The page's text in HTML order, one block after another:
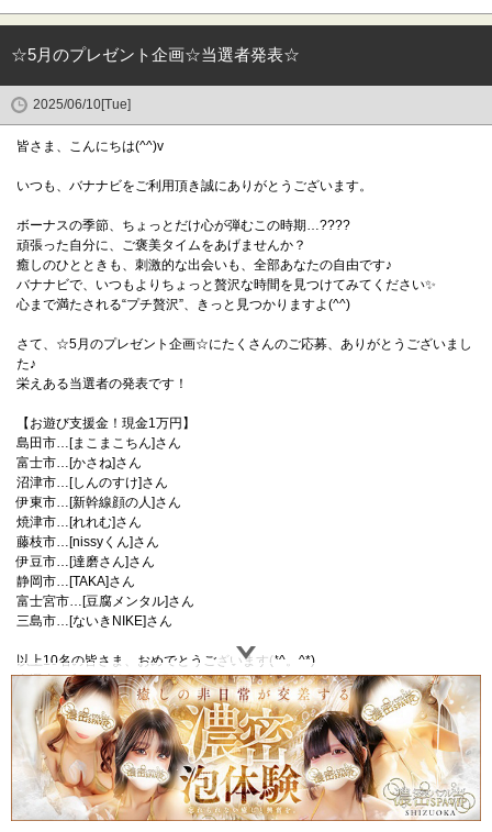
☆5月のプレゼント企画☆当選者発表☆
2025/06/10[Tue]
皆さま、こんにちは(^^)v
いつも、バナナビをご利用頂き誠にありがとうございます。
ボーナスの季節、ちょっとだけ心が弾むこの時期…????
頑張った自分に、ご褒美タイムをあげませんか？
癒しのひとときも、刺激的な出会いも、全部あなたの自由です♪
バナナビで、いつもよりちょっと贅沢な時間を見つけてみてください✨
心まで満たされる“プチ贅沢”、きっと見つかりますよ(^^)
さて、☆5月のプレゼント企画☆にたくさんのご応募、ありがとうございまし
た♪
栄えある当選者の発表です！
【お遊び支援金！現金1万円】
島田市…[まこまこちん]さん
富士市…[かさね]さん
沼津市…[しんのすけ]さん
伊東市…[新幹線顔の人]さん
焼津市…[れれむ]さん
藤枝市…[nissyくん]さん
伊豆市…[達磨さん]さん
静岡市…[TAKA]さん
富士宮市…[豆腐メンタル]さん
三島市…[ないきNIKE]さん
以上10名の皆さま、おめでとうございます(*^。^*)
当選者の方には別途、個別にメールにてお知らせ致します。
そして、すでに☆6月のプレゼント企画☆の応募がスタートしております(*^^)
お遊び支援金！現金1万円を10名様にプレゼントしちゃいますよ！
会員登録がまだの方は、今すぐ登録を～(^o^)丿